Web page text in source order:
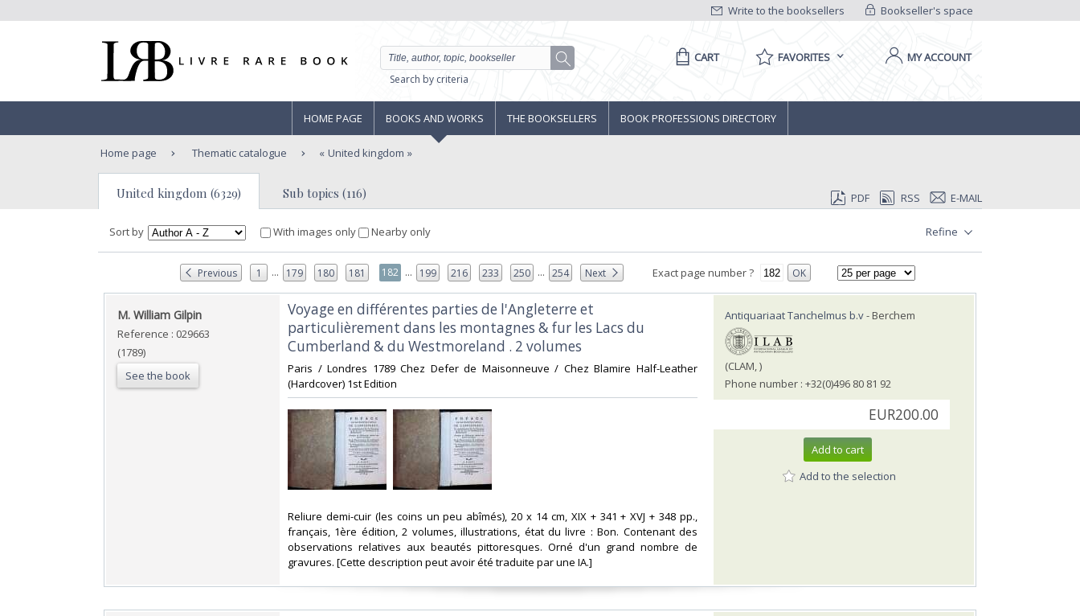
Bookseller's space
Write to the booksellers
Search by criteria
CART FAVORITES MY ACCOUNT
HOME PAGE BOOKS AND WORKS THE BOOKSELLERS BOOK PROFESSIONS DIRECTORY
Home page Thematic catalogue United kingdom
United kingdom (6329) Sub topics (116) PDF RSS E-MAIL
Sort by With images only Nearby only Refine
Previous 1 ... 179 180 181 182 ... 199 216 233 250 ... 254 Next Exact page number ? OK
‎M. William Gilpin‎
Reference : 029663
(1789)
See the book
‎Voyage en différentes parties de l'Angleterre et
particulièrement dans les montagnes & fur les Lacs du
Cumberland & du Westmoreland . 2 volumes‎
‎Paris / Londres 1789 Chez Defer de Maisonneuve / Chez Blamire Half-Leather
(Hardcover) 1st Edition ‎
‎Reliure demi-cuir (les coins un peu abîmés), 20 x 14 cm, XIX + 341 + XVJ + 348 pp.,
français, 1ère édition, 2 volumes, illustrations, état du livre : Bon. Contenant des
observations relatives aux beautés pittoresques. Orné d'un grand nombre de
gravures. [Cette description peut avoir été traduite par une IA.]‎
Antiquariaat Tanchelmus b.v- Berchem
(CLAM, )
Phone number : +32(0)496 80 81 92
EUR200.00
Add to cart
Add to the selection